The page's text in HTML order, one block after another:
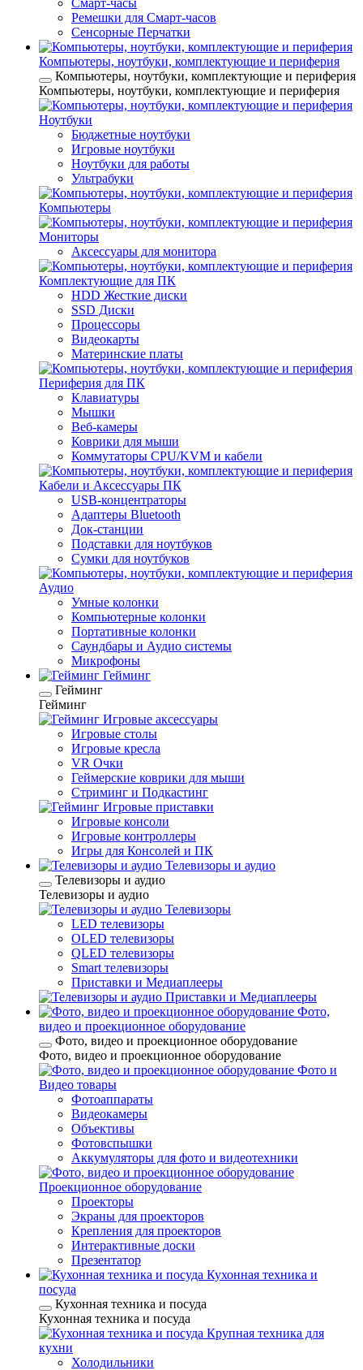
Ремешки для Смарт-часов
Сенсорные Перчатки
Компьютеры, ноутбуки, комплектующие и периферия
Компьютеры, ноутбуки, комплектующие и периферия
Компьютеры, ноутбуки, комплектующие и периферия
Ноутбуки
Бюджетные ноутбуки
Игровые ноутбуки
Ноутбуки для работы
Ультрабуки
Компьютеры
Мониторы
Аксессуары для монитора
Комплектующие для ПК
HDD Жесткие диски
SSD Диски
Процессоры
Видеокарты
Материнские платы
Периферия для ПК
Клавиатуры
Мышки
Веб-камеры
Коврики для мыши
Коммутаторы CPU/KVM и кабели
Кабели и Аксессуары ПК
USB-концентраторы
Адаптеры Bluetooth
Док-станции
Подставки для ноутбуков
Сумки для ноутбуков
Аудио
Умные колонки
Компьютерные колонки
Портативные колонки
Саундбары и Аудио системы
Микрофоны
Гейминг
Гейминг
Гейминг
Игровые аксессуары
Игровые столы
Игровые кресла
VR Очки
Геймерские коврики для мыши
Стриминг и Подкастинг
Игровые приставки
Игровые консоли
Игровые контроллеры
Игры для Консолей и ПК
Телевизоры и аудио
Телевизоры и аудио
Телевизоры и аудио
Телевизоры
LED телевизоры
OLED телевизоры
QLED телевизоры
Smart телевизоры
Приставки и Медиаплееры
Приставки и Медиаплееры
Фото,
видео и проекционное оборудование
Фото, видео и проекционное оборудование
Фото, видео и проекционное оборудование
Фото и
Видео товары
Фотоаппараты
Видеокамеры
Объективы
Фотовспышки
Аккумуляторы для фото и видеотехники
Проекционное оборудование
Проекторы
Экраны для проекторов
Крепления для проекторов
Интерактивные доски
Презентатор
Кухонная техника и
посуда
Кухонная техника и посуда
Кухонная техника и посуда
Крупная техника для
кухни
Холодильники